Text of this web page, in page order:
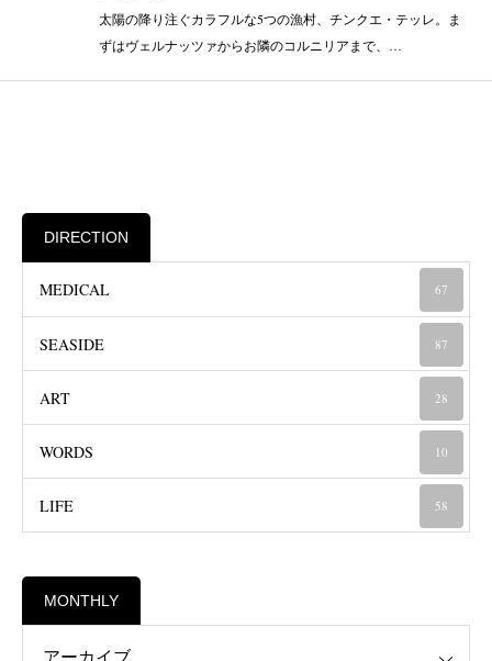
太陽の降り注ぐカラフルな5つの漁村、チンクエ・テッレ。ま
ずはヴェルナッツァからお隣のコルニリアまで、…
DIRECTION
MEDICAL 67
SEASIDE 87
ART 28
WORDS 10
LIFE 58
MONTHLY
WORDS